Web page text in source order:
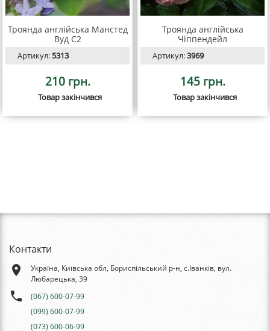
Троянда англійська Манстед
Вуд С2
Артикул:5313
210 грн.
Товар закінчився
Троянда англійська
Чіппендейл
Артикул:3969
145 грн.
Товар закінчився
Контакти
place
Україна, Київська обл, Бориспільський р-н, с.Іванків, вул.
Любарецька, 39
phone
(067) 600-07-99
(099) 600-07-99
(073) 600-06-99